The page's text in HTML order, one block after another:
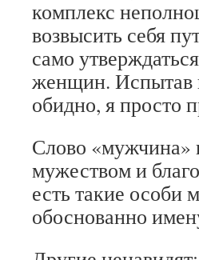
комплекс
возвысить себя
само
женщин. Испытав
обидно, я просто
Слово «мужчина»
мужеством и
есть такие особи
обоснованно